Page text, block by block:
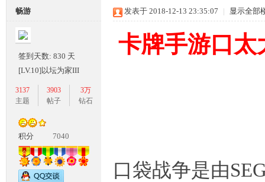
游
畅游
签到天数: 830 天
[LV.10]以坛为家III
3137
主题
3903
帖子
3万
钻石
积分 7040
发表于 2018-12-13 23:35:07 | 显示全部
卡牌手游口太
口袋战争是由